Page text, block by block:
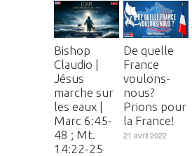
Bishop
Claudio |
Jésus
marche sur
les eaux |
Marc 6:45-
48 ; Mt.
14:22-25
De quelle
France
voulons-
nous?
Prions pour
la France!
21 avril 2022